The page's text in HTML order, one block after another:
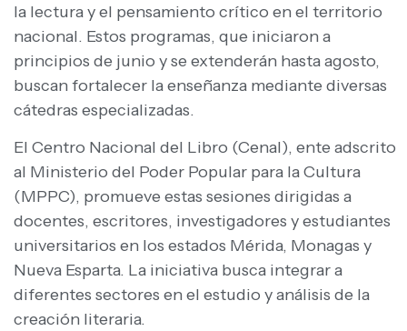
la lectura y el pensamiento crítico en el territorio
nacional. Estos programas, que iniciaron a
principios de junio y se extenderán hasta agosto,
buscan fortalecer la enseñanza mediante diversas
cátedras especializadas.
El Centro Nacional del Libro (Cenal), ente adscrito
al Ministerio del Poder Popular para la Cultura
(MPPC), promueve estas sesiones dirigidas a
docentes, escritores, investigadores y estudiantes
universitarios en los estados Mérida, Monagas y
Nueva Esparta. La iniciativa busca integrar a
diferentes sectores en el estudio y análisis de la
creación literaria.